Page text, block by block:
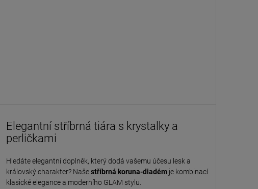
Elegantní stříbrná tiára s krystalky a
perličkami
Hledáte elegantní doplněk, který dodá vašemu účesu lesk a
královský charakter? Našestříbrná koruna-diadém je kombinací
klasické elegance a moderního GLAM stylu.